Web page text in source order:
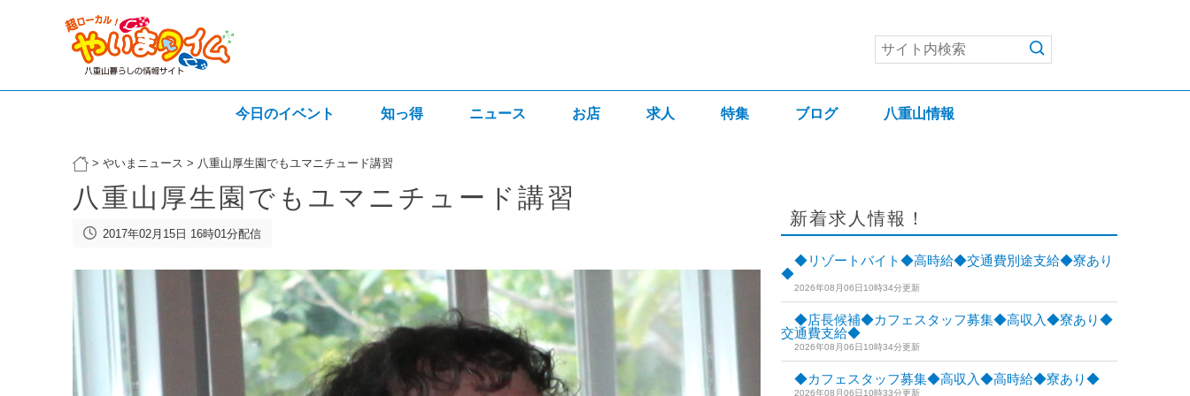
今日のイベント 知っ得 ニュース お店 求人 特集 ブログ 八重山情報
> やいまニュース > 八重山厚生園でもユマニチュード講習
八重山厚生園でもユマニチュード講習
2017年02月15日 16時01分配信
新着求人情報！
◆リゾートバイト◆高時給◆交通費別途支給◆寮あり
◆
2026年08月06日10時34分更新
◆店長候補◆カフェスタッフ募集◆高収入◆寮あり◆
交通費支給◆
2026年08月06日10時34分更新
◆カフェスタッフ募集◆高収入◆高時給◆寮あり◆
2026年08月06日10時33分更新